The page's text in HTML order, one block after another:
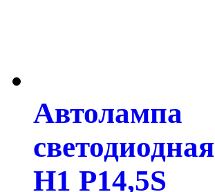
Автолампа
светодиодная
H1 P14,5S